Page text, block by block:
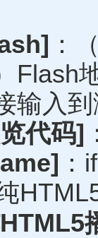
：
Flash
输入
代码]